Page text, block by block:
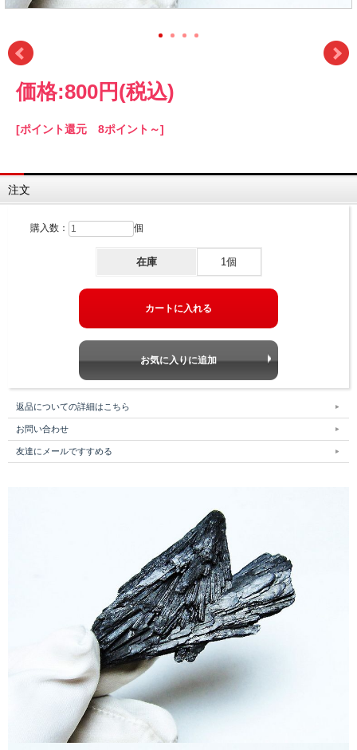
価格:800円 (税込)
[ポイント還元 8ポイント～]
注文
購入数： 個
在庫 1個
返品についての詳細はこちら
お問い合わせ
友達にメールですすめる